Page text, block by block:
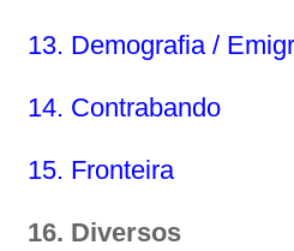
13. Demografia /
14. Contrabando
15. Fronteira
16. Diversos